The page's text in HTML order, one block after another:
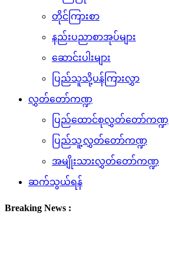
တိုင်ကြားစာ
နည်းပညာစာအုပ်များ
ဆောင်းပါးများ
ပြည်သူသို့ပန်ကြားလွှာ
လွှတ်တော်ကဏ္ဍ
ပြည်ထောင်စုလွှတ်တော်ကဏ္ဍ
ပြည်သူ့လွှတ်တော်ကဏ္ဍ
အမျိုးသားလွှတ်တော်ကဏ္ဍ
ဆက်သွယ်ရန်
Breaking News :